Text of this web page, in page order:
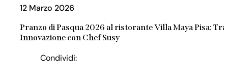
12 Marzo 2026
Pranzo di Pasqua 2026 al ristorante Villa Maya Pisa:
Innovazione con Chef Susy